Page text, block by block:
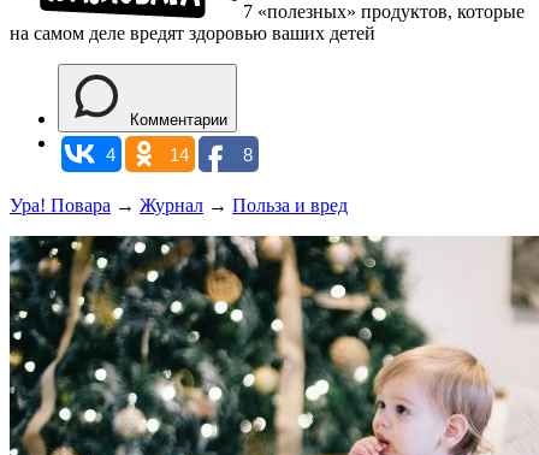
7 «полезных» продуктов, которые
на самом деле вредят здоровью ваших детей
Комментарии
4
14 8
Ура! Повара → Журнал → Польза и вред